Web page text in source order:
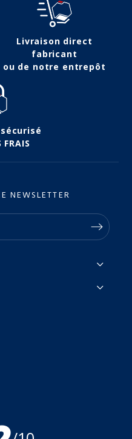
Livraison direct
fabricant
ou de notre entrepôt
FRAIS
NEWSLETTER